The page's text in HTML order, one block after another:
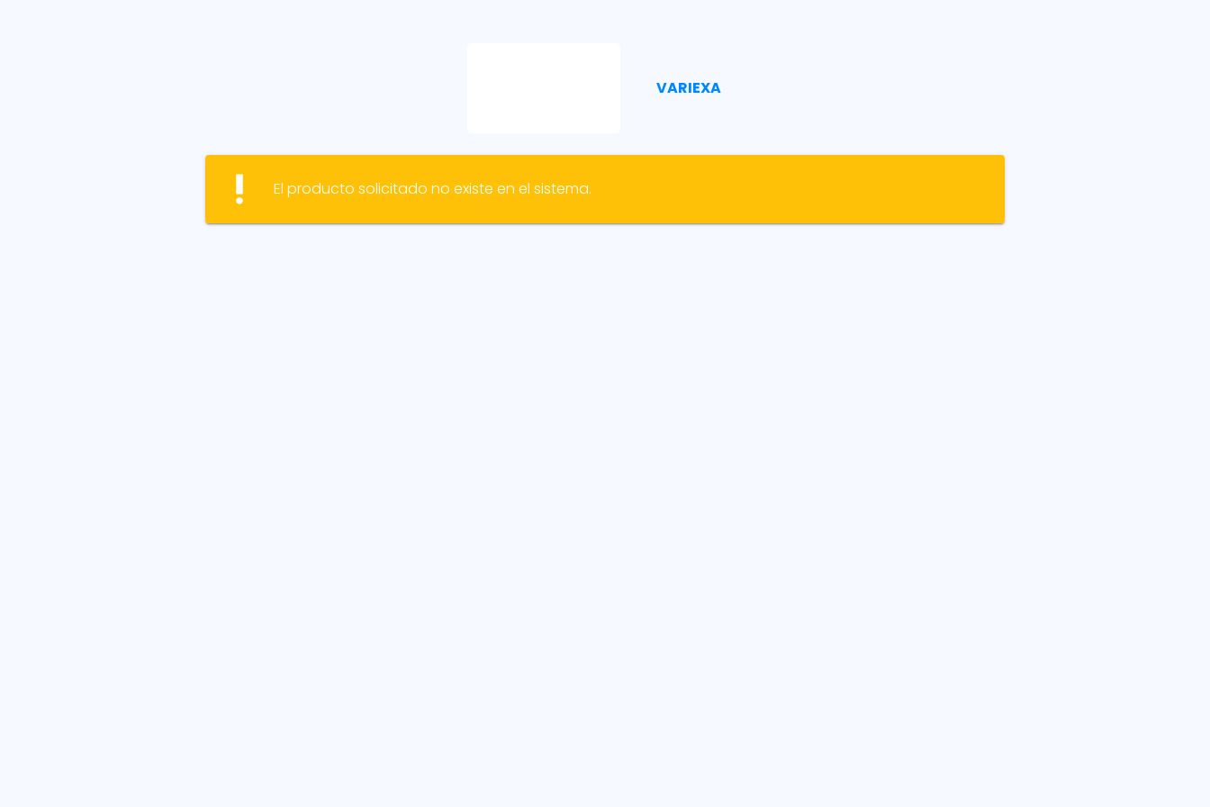
VARIEXA
priority_high El producto solicitado no existe en el sistema.